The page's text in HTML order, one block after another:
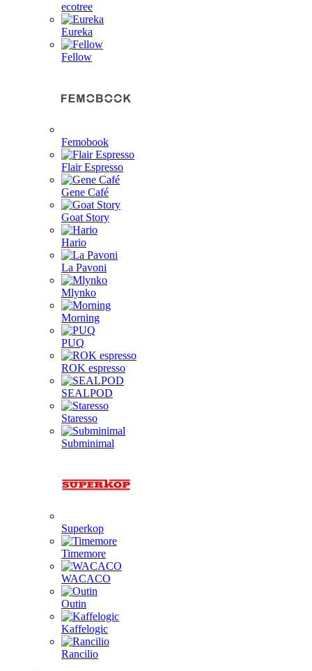
ecotree
Eureka
Fellow
Femobook
Flair Espresso
Gene Café
Goat Story
Hario
La Pavoni
Mlynko
Morning
PUQ
ROK espresso
SEALPOD
Staresso
Subminimal
Superkop
Timemore
WACACO
Outin
Kaffelogic
Rancilio